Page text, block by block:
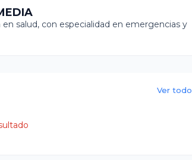
salud, con especialidad en emergencias y
Ver todo